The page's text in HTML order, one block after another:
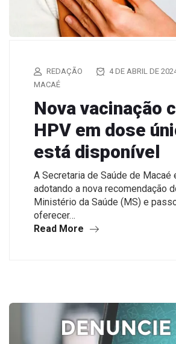
REDAÇÃO
4 DE ABRIL DE
MACAÉ
Nova vacinação
HPV em dose
está disponível
A Secretaria de Saúde de Macaé
adotando a nova recomendação
Ministério da Saúde (MS) e
oferecer…
Read More